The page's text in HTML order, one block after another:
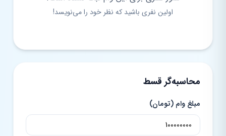
اولین نفری باشید که نظر خود را می‌نویسد!
محاسبه‌گر قسط
مبلغ وام (تومان)